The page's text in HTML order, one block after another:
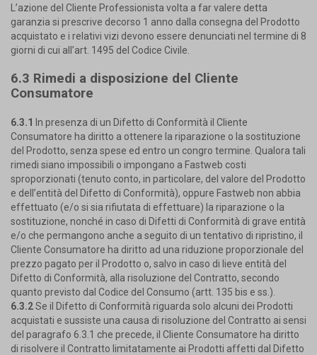
L’azione del Cliente Professionista volta a far valere detta
garanzia si prescrive decorso 1 anno dalla consegna del Prodotto
acquistato e i relativi vizi devono essere denunciati nel termine di 8
giorni di cui all’art. 1495 del Codice Civile.
6.3 Rimedi a disposizione del Cliente
Consumatore
6.3.1 In presenza di un Difetto di Conformità il Cliente
Consumatore ha diritto a ottenere la riparazione o la sostituzione
del Prodotto, senza spese ed entro un congro termine. Qualora tali
rimedi siano impossibili o impongano a Fastweb costi
sproporzionati (tenuto conto, in particolare, del valore del Prodotto
e dell’entità del Difetto di Conformità), oppure Fastweb non abbia
effettuato (e/o si sia rifiutata di effettuare) la riparazione o la
sostituzione, nonché in caso di Difetti di Conformità di grave entità
e/o che permangono anche a seguito di un tentativo di ripristino, il
Cliente Consumatore ha diritto ad una riduzione proporzionale del
prezzo pagato per il Prodotto o, salvo in caso di lieve entità del
Difetto di Conformità, alla risoluzione del Contratto, secondo
quanto previsto dal Codice del Consumo (artt. 135 bis e ss.).
6.3.2Se il Difetto di Conformità riguarda solo alcuni dei Prodotti
acquistati e sussiste una causa di risoluzione del Contratto ai sensi
del paragrafo 6.3.1 che precede, il Cliente Consumatore ha diritto
di risolvere il Contratto limitatamente ai Prodotti affetti dal Difetto